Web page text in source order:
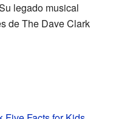
legado musical
de The Dave Clark